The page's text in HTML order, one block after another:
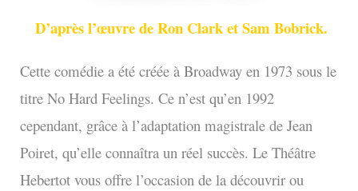
D’après l’œuvre de Ron Clark et Sam Bobrick.
Cette comédie a été créée à Broadway en 1973 sous le
titre No Hard Feelings. Ce n’est qu’en 1992
cependant, grâce à l’adaptation magistrale de Jean
Poiret, qu’elle connaîtra un réel succès. Le Théâtre
Hebertot vous offre l’occasion de la découvrir ou